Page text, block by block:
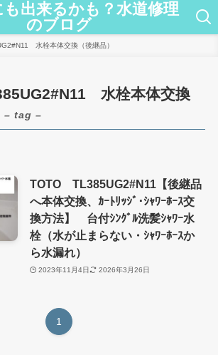
出来るかも？水道修理
のブログ
水栓本体交換（後継品）
水栓本体交換
– tag –
TOTO TL385UG2#N11【後継品
へ本体交換、ｶｰﾄﾘｯｼﾞ･ｼｬﾜｰﾎｰｽ交
換方法】 台付ｼﾝｸﾞﾙ洗髪ｼｬﾜｰ水
栓（水が止まらない・ｼｬﾜｰﾎｰｽか
ら水漏れ）
2023年11月4日 2026年3月26日
1